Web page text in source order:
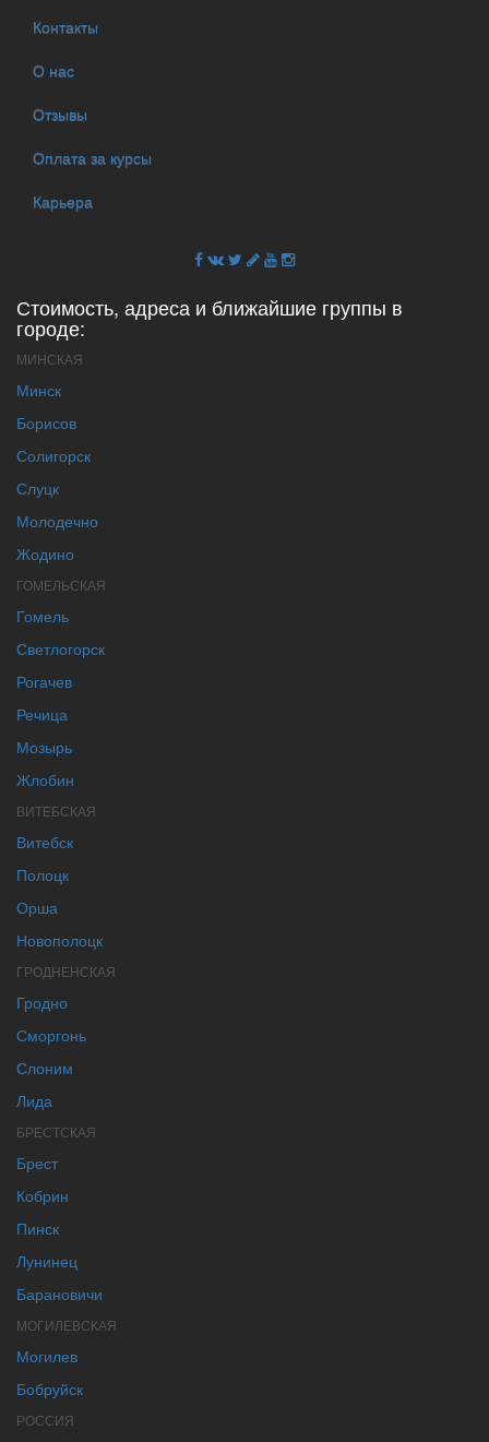
Контакты
О нас
Отзывы
Оплата за курсы
Карьера
Стоимость, адреса и ближайшие группы в
городе:
МИНСКАЯ
Минск
Борисов
Солигорск
Слуцк
Молодечно
Жодино
ГОМЕЛЬСКАЯ
Гомель
Светлогорск
Рогачев
Речица
Мозырь
Жлобин
ВИТЕБСКАЯ
Витебск
Полоцк
Орша
Новополоцк
ГРОДНЕНСКАЯ
Гродно
Сморгонь
Слоним
Лида
БРЕСТСКАЯ
Брест
Кобрин
Пинск
Лунинец
Барановичи
МОГИЛЕВСКАЯ
Могилев
Бобруйск
РОССИЯ